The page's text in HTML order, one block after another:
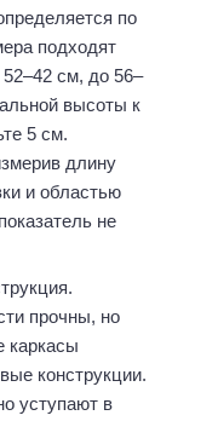
по
подходят
см, до 56–
высоты к
5 см.
длину
и областью
не
прочны, но
каркасы
конструкции.
уступают в